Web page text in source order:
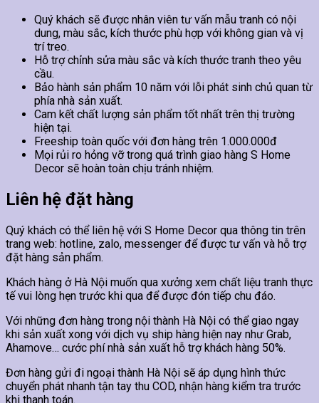
Quý khách sẽ được nhân viên tư vấn mẫu tranh có nội
dung, màu sắc, kích thước phù hợp với không gian và vị
trí treo.
Hỗ trợ chỉnh sửa màu sắc và kích thước tranh theo yêu
cầu.
Bảo hành sản phẩm 10 năm với lỗi phát sinh chủ quan từ
phía nhà sản xuất.
Cam kết chất lượng sản phẩm tốt nhất trên thị trường
hiện tại.
Freeship toàn quốc với đơn hàng trên 1.000.000đ
Mọi rủi ro hỏng vỡ trong quá trình giao hàng S Home
Decor sẽ hoàn toàn chịu tránh nhiệm.
Liên hệ đặt hàng
Quý khách có thể liên hệ với S Home Decor qua thông tin trên
trang web: hotline, zalo, messenger để được tư vấn và hỗ trợ
đặt hàng sản phẩm.
Khách hàng ở Hà Nội muốn qua xưởng xem chất liệu tranh thực
tế vui lòng hẹn trước khi qua để được đón tiếp chu đáo.
Với những đơn hàng trong nội thành Hà Nội có thể giao ngay
khi sản xuất xong với dịch vụ ship hàng hiện nay như Grab,
Ahamove… cước phí nhà sản xuất hỗ trợ khách hàng 50%.
Đơn hàng gửi đi ngoại thành Hà Nội sẽ áp dụng hình thức
chuyển phát nhanh tận tay thu COD, nhận hàng kiểm tra trước
khi thanh toán.